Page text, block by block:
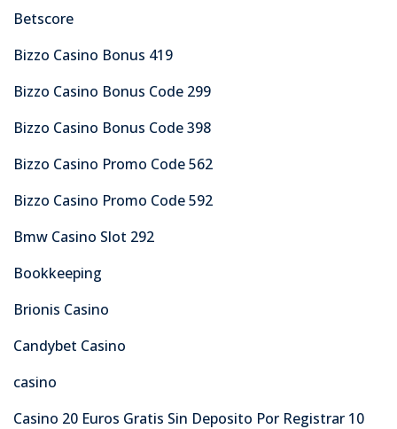
Betscore
Bizzo Casino Bonus 419
Bizzo Casino Bonus Code 299
Bizzo Casino Bonus Code 398
Bizzo Casino Promo Code 562
Bizzo Casino Promo Code 592
Bmw Casino Slot 292
Bookkeeping
Brionis Casino
Candybet Casino
casino
Casino 20 Euros Gratis Sin Deposito Por Registrar 10